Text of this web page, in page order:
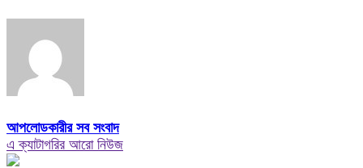
আপলোডকারীর সব সংবাদ
এ ক্যাটাগরির আরো নিউজ